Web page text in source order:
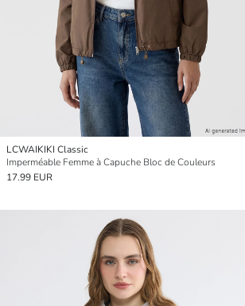
LCWAIKIKI Classic
Imperméable Femme à Capuche Bloc de Couleurs
17.99 EUR